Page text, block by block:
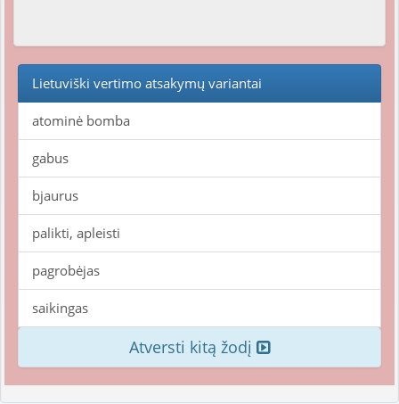
Lietuviški vertimo atsakymų variantai
atominė bomba
gabus
bjaurus
palikti, apleisti
pagrobėjas
saikingas
Atversti kitą žodį